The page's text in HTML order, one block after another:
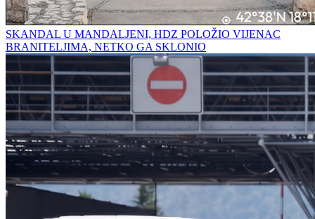
SKANDAL U MANDALJENI, HDZ POLOŽIO VIJENAC
BRANITELJIMA, NETKO GA SKLONIO